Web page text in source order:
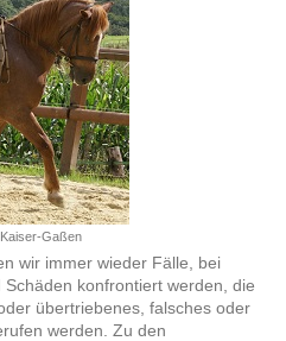
Gaßen
wir immer wieder Fälle, bei
konfrontiert werden, die
übertriebenes, falsches oder
werden. Zu den